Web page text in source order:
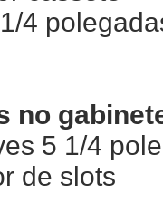
no
5 1/4
de slots